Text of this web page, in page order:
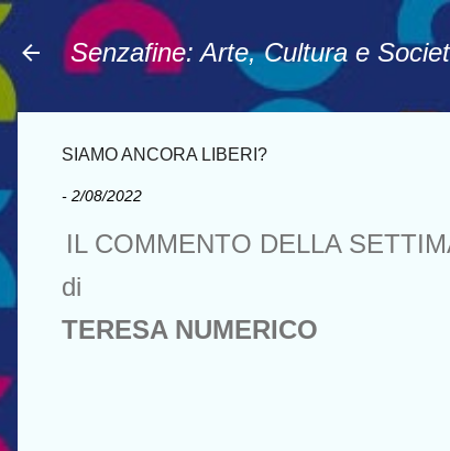
Senzafine: Arte, Cultura e
SIAMO ANCORA LIBERI?
- 2/08/2022
IL COMMENTO DELLA
di
TERESA NUMERICO